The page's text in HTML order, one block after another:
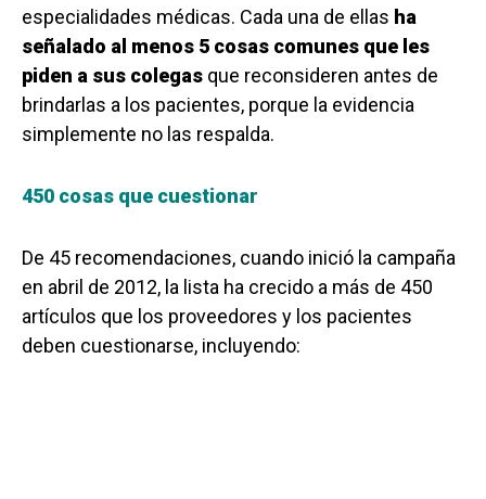
especialidades médicas. Cada una de ellas ha
señalado al menos 5 cosas comunes que les
piden a sus colegas que reconsideren antes de
brindarlas a los pacientes, porque la evidencia
simplemente no las respalda.
450 cosas que cuestionar
De 45 recomendaciones, cuando inició la campaña
en abril de 2012, la lista ha crecido a más de 450
artículos que los proveedores y los pacientes
deben cuestionarse, incluyendo: